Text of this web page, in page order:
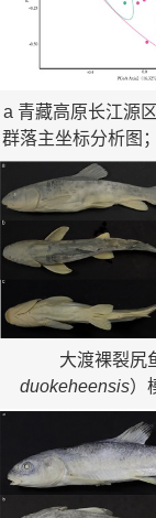
a 青藏高原长江源
群落主坐标分析图
大渡裸裂尻
duokeheensis）